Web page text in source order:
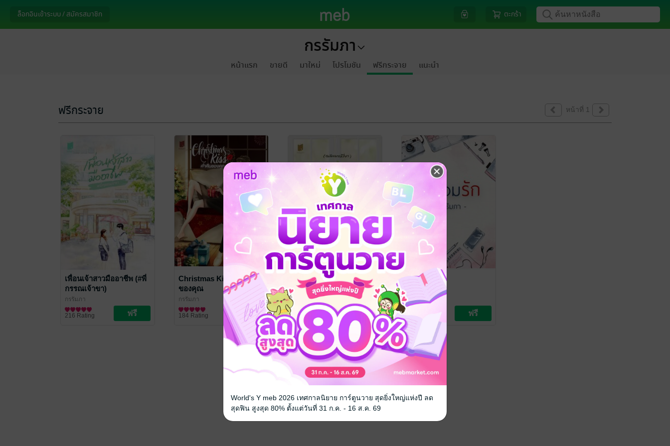
ล็อกอินเข้าระบบ / สมัครสมาชิก ตะกร้า
กรรัมภา
หน้าแรก ขายดี มาใหม่ โปรโมชัน ฟรีกระจาย แนะนำ
ฟรีกระจาย หน้าที่ 1
เพื่อนเจ้าสาวมืออาชีพ (#พี่
กรรณเจ้าขา)
กรรัมภา
นิยายรัก
216 Rating
Christmas Kiss ค่ำคืน
ของคุณ
กรรัมภา
นิยายรัก
184 Rating
ร้ายหวงรัก (ฉบับแมว
เหมียว)
กรรัมภา
นิยายรัก
159 Rating
อิ่มเอมรัก
กรรัมภา
นิยายรัก
174 Rating
หน้าที่ 1
World's Y meb 2026 เทศกาลนิยาย การ์ตูนวาย สุดยิ่งใหญ่แห่งปี ลด
สุดฟิน สูงสุด 80% ตั้งแต่วันที่ 31 ก.ค. - 16 ส.ค. 69